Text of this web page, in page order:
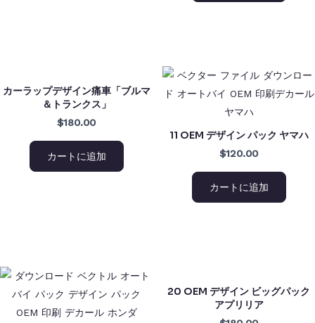
カーラップデザイン痛車「ブルマ
＆トランクス」
$180.00
カートに追加
11 OEM デザイン パック ヤマハ
$120.00
カートに追加
20 OEM デザイン ビッグパック
アプリリア